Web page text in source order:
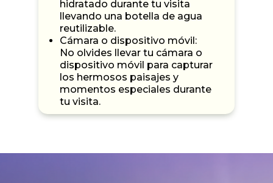
hidratado durante tu visita
llevando una botella de agua
reutilizable.
Cámara o dispositivo móvil:
No olvides llevar tu cámara o
dispositivo móvil para capturar
los hermosos paisajes y
momentos especiales durante
tu visita.